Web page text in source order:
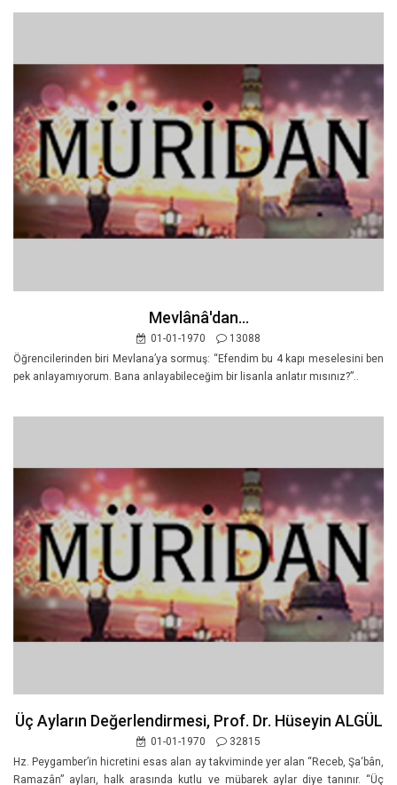
Mevlânâ'dan...
01-01-1970
13088
Öğrencilerinden biri Mevlana’ya sormuş: “Efendim bu 4 kapı meselesini ben
pek anlayamıyorum. Bana anlayabileceğim bir lisanla anlatır mısınız?”..
Üç Ayların Değerlendirmesi, Prof. Dr. Hüseyin ALGÜL
01-01-1970
32815
Hz. Peygamber’in hicretini esas alan ay takviminde yer alan “Receb, Şa‘bân,
Ramazân” ayları, halk arasında kutlu ve mübarek aylar diye tanınır. “Üç